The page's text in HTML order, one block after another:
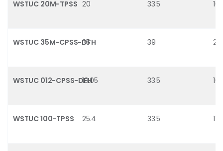
WSTUC 20M-TPSS 20 33.5
WSTUC 35M-CPSS-DFH
35 39
WSTUC 012-CPSS-DFH
19.05 33.5
WSTUC 100-TPSS 25.4 33.5 11.9